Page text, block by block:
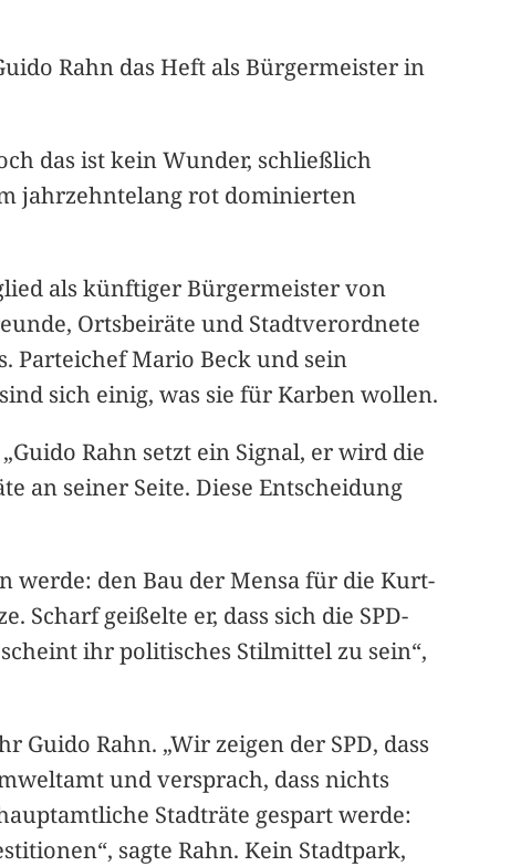
Rahn das Heft als Bürgermeister in
das ist kein Wunder, schließlich
jahrzehntelang rot dominierten
als künftiger Bürgermeister von
Ortsbeiräte und Stadtverordnete
Parteichef Mario Beck und sein
sich einig, was sie für Karben wollen.
Rahn setzt ein Signal, er wird die
an seiner Seite. Diese Entscheidung
werde: den Bau der Mensa für die Kurt-
Scharf geißelte er, dass sich die SPD-
ihr politisches Stilmittel zu sein“,
Rahn. „Wir zeigen der SPD, dass
und versprach, dass nichts
Stadträte gespart werde:
sagte Rahn. Kein Stadtpark,